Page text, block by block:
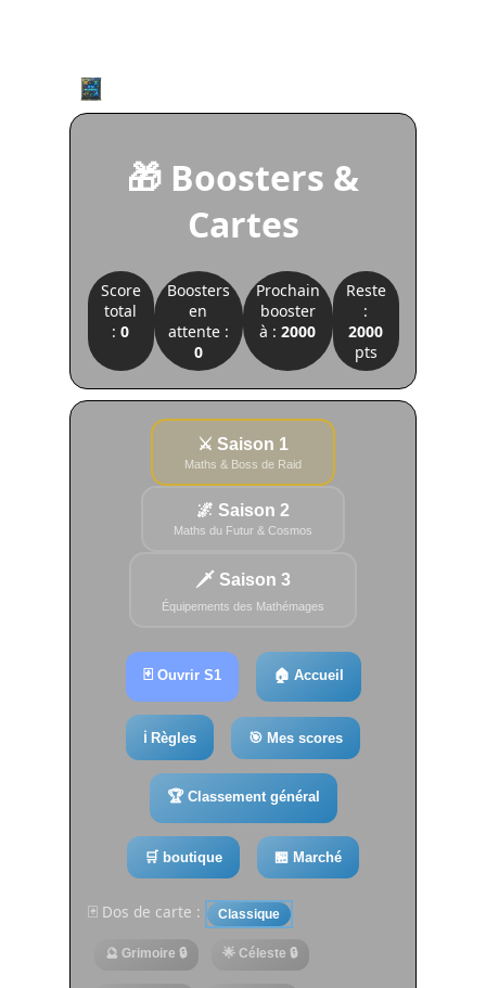
🎁 Boosters &
Cartes
Score
total
: 0
Boosters
en
attente :
0
Prochain
booster
à : 2000
Reste
:
2000
pts
⚔️ Saison 1
Maths & Boss de Raid
🌌 Saison 2
Maths du Futur & Cosmos
🗡️ Saison 3
Équipements des Mathémages
🃏 Ouvrir S1 🏠 Accueil
ℹ️ Règles 🎯 Mes scores
🏆 Classement général
🛒 boutique 🏪 Marché
🃏 Dos de carte : Classique
🔮 Grimoire 🔒 🌟 Céleste 🔒